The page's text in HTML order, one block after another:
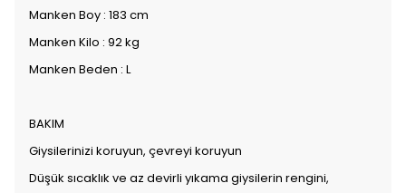
Manken Boy : 183 cm
Manken Kilo : 92 kg
Manken Beden : L
BAKIM
Giysilerinizi koruyun, çevreyi koruyun
Düşük sıcaklık ve az devirli yıkama giysilerin rengini,